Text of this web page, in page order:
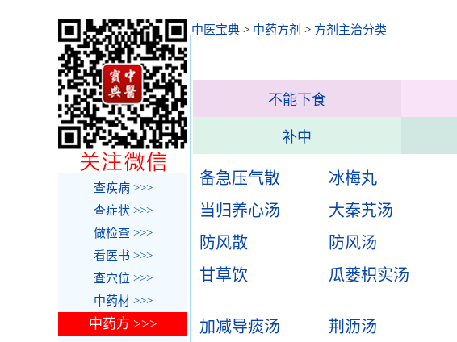
中医宝典 > 中药方剂 > 方剂主治分类
不能下食
补中
备急压气散 冰梅丸
当归养心汤
大秦艽汤
防风散
防风汤
甘草饮
瓜蒌枳实汤
加减导痰汤
荆沥汤
查疾病 >>>
查症状 >>>
做检查 >>>
看医书 >>>
查穴位 >>>
中药材 >>>
中药方 >>>